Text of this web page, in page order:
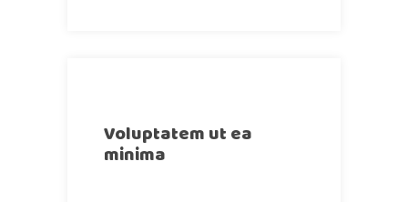
Voluptatem ut ea
minima